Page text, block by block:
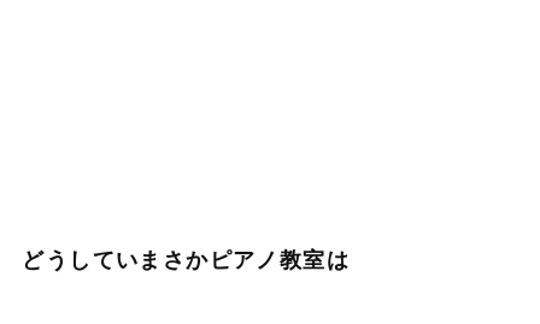
どうしていまさかピアノ教室は